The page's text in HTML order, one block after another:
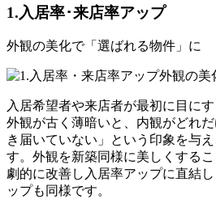
1.入居率･来店率アップ
外観の美化で「選ばれる物件」に
入居希望者や来店者が最初に目にす
外観が古く薄暗いと、内観がどれ
き届いていない」という印象を与
す。外観を新築同様に美しくする
劇的に改善し 入居率アップに直結
ップも同様です。